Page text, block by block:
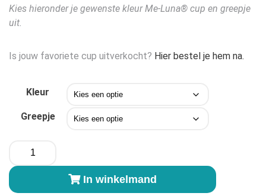
Kies hieronder je gewenste kleur Me-Luna® cup en greepje
uit.
Is jouw favoriete cup uitverkocht? Hier bestel je hem na.
Kleur
Greepje
Classic
Shorty
In winkelmand